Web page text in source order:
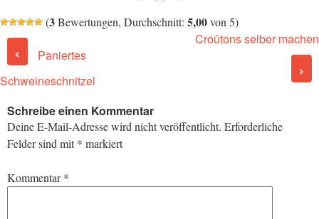
(3Bewertungen, Durchschnitt: 5,00von 5)
Post navigation
‹
Paniertes
Schweineschnitzel
Croûtons selber machen
›
Schreibe einen Kommentar
Deine E-Mail-Adresse wird nicht veröffentlicht. Erforderliche
Felder sind mit* markiert
Kommentar*